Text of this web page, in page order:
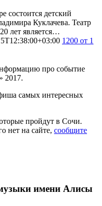
состоится детский
Куклачева. Театр
лет является…
1200 от 1
про событие
2017.
самых интересных
пройдут в Сочи.
нет на сайте, сообщите
имени Алисы